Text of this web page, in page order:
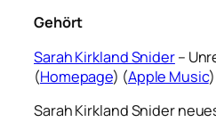
Gehört
Sarah Kirkland Snider–
(Homepage) (Apple Music)
Sarah Kirkland Snider